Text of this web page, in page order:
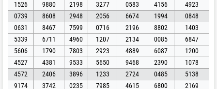
1526
9880 2198 3277 0583 4156
4923
0739
8608 2948 2056 6674 1994
0848
0631
8467 7599 0716 2196 8802
1403
5339
6711 4960 1207 2134 0085
6847
5606
1790 7803 2923 4889 6087
1200
4527
4381 9533 5650 9468 2390
1078
4572
2406 3896 1233 2724 0485
5138
9174
3742 0235 7985 4615 6800
2169